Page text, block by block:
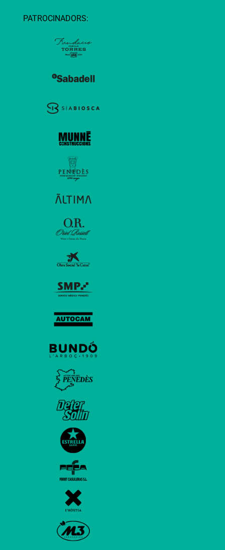
PATROCINADORS: